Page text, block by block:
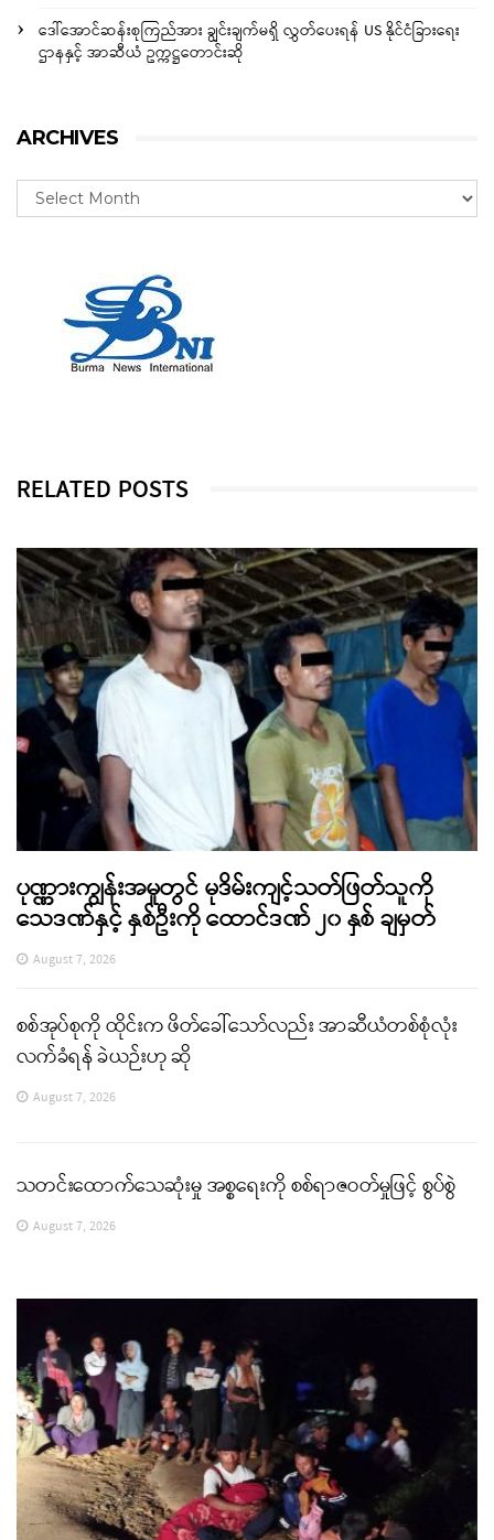
ဒေါ်အောင်ဆန်းစုကြည်အား ချွင်းချက်မရှိ လွှတ်ပေးရန် US နိုင်ငံခြားရေး
ဌာနနှင့် အာဆီယံ ဥက္ကဋ္ဌတောင်းဆို
ARCHIVES
RELATED POSTS
ပုဏ္ဏားကျွန်းအမှုတွင် မုဒိမ်းကျင့်သတ်ဖြတ်သူကို
သေဒဏ်နှင့် နှစ်ဦးကို ထောင်ဒဏ် ၂၀ နှစ် ချမှတ်
August 7, 2026
စစ်အုပ်စုကို ထိုင်းက ဖိတ်ခေါ်သော်လည်း အာဆီယံတစ်စုံလုံး
လက်ခံရန် ခဲယဉ်းဟု ဆို
August 7, 2026
သတင်းထောက်သေဆုံးမှု အစ္စရေးကို စစ်ရာဇဝတ်မှုဖြင့် စွပ်စွဲ
August 7, 2026